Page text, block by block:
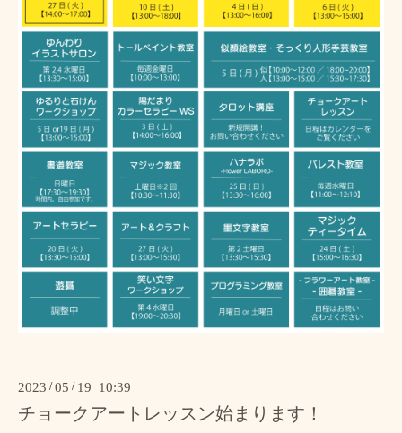
2023 /05 / 19 10:39
チョークアートレッスン始まります！